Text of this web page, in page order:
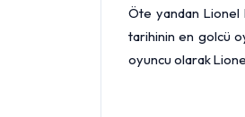
Öte yandan Lionel
tarihinin en golcü
oyuncu olarak